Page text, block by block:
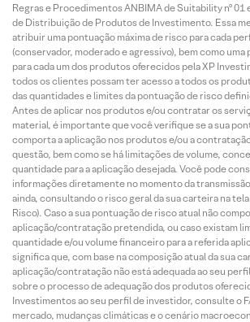
Regras e Procedimentos ANBIMA de Suitability nº 01
de Distribuição de Produtos de Investimento. Essa
atribuir uma pontuação máxima de risco para cada
(conservador, moderado e agressivo), bem como
para cada um dos produtos oferecidos pela XP
todos os clientes possam ter acesso a todos os
das quantidades e limites da pontuação de risco
Antes de aplicar nos produtos e/ou contratar os
material, é importante que você verifique se a sua
comporta a aplicação nos produtos e/ou a
questão, bem como se há limitações de volume,
quantidade para a aplicação desejada. Você pode
informações diretamente no momento da transmissão
ainda, consultando o risco geral da sua carteira na
Risco). Caso a sua pontuação de risco atual não
aplicação/contratação pretendida, ou caso existam
quantidade e/ou volume financeiro para a referida
significa que, com base na composição atual da sua
aplicação/contratação não está adequada ao seu
sobre o processo de adequação dos produtos
Investimentos ao seu perfil de investidor, consulte o
mercado, mudanças climáticas e o cenário